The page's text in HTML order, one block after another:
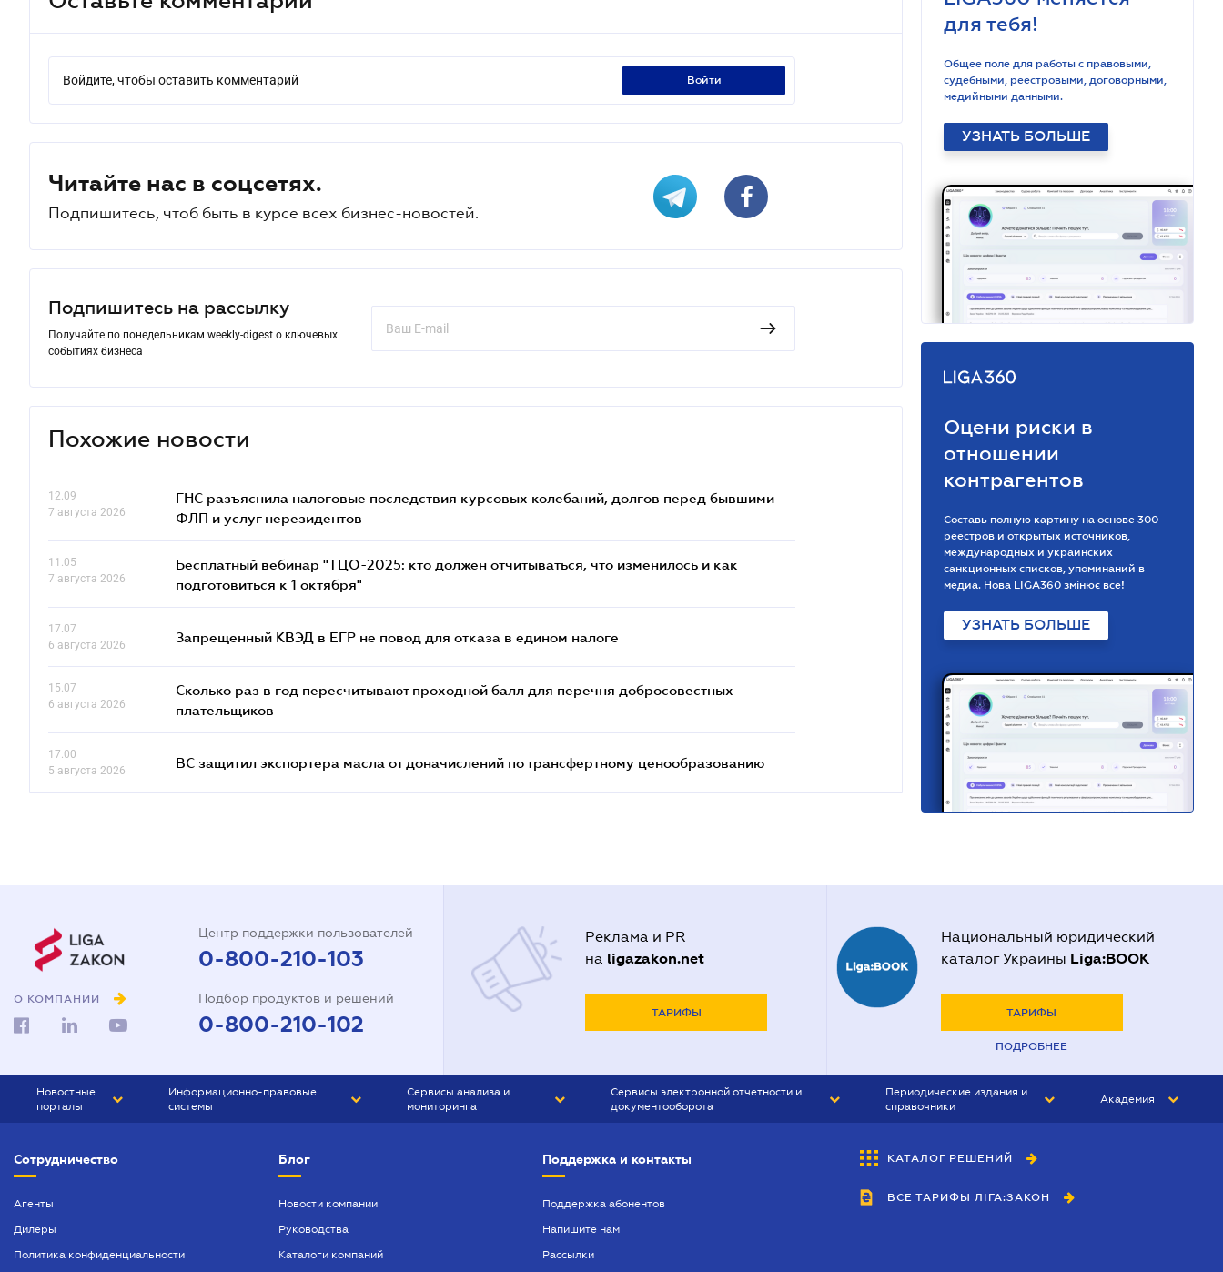
Войдите, чтобы оставить комментарий войти
Читайте нас в соцсетях.
Подпишитесь, чтоб быть в курсе всех бизнес-новостей.
Подпишитесь на рассылку
Получайте по понедельникам weekly-digest о ключевых
событиях бизнеса
Похожие новости
12.09
7 августа 2026
ГНС разъяснила налоговые последствия курсовых колебаний, долгов перед бывшими
ФЛП и услуг нерезидентов
11.05
7 августа 2026
Бесплатный вебинар "ТЦО-2025: кто должен отчитываться, что изменилось и как
подготовиться к 1 октября"
17.07
6 августа 2026
Запрещенный КВЭД в ЕГР не повод для отказа в едином налоге
15.07
6 августа 2026
Сколько раз в год пересчитывают проходной балл для перечня добросовестных
плательщиков
17.00
5 августа 2026
ВС защитил экспортера масла от доначислений по трансфертному ценообразованию
для тебя!
Общее поле для работы с правовыми,
судебными, реестровыми, договорными,
медийными данными.
УЗНАТЬ БОЛЬШЕ
Оцени риски в
отношении
контрагентов
Составь полную картину на основе 300
реестров и открытых источников,
международных и украинских
санкционных списков, упоминаний в
медиа. Нова LIGA360 змінює все!
УЗНАТЬ БОЛЬШЕ
О КОМПАНИИ
Центр поддержки пользователей
0-800-210-103
Подбор продуктов и решений
0-800-210-102
Реклама и PR
на ligazakon.net
ТАРИФЫ
Национальный юридический
каталог Украины Liga:BOOK
ТАРИФЫ
ПОДРОБНЕЕ
Новостные
порталы
БИЗНЕС
Информационно-правовые
системы
БУХГАЛТЕР ПРОФ
ЮРИСТ ПРОФ
Сервисы анализа и
мониторинга
Сервисы электронной отчетности и
документооборота
Периодические издания и
справочники
БУХГАЛТЕР&ЗАКОН
ВЕСТНИК МСФО
Академия
Сотрудничество
Агенты
Дилеры
Политика конфиденциальности
Блог
Новости компании
Руководства
Каталоги компаний
Поддержка и контакты
Поддержка абонентов
Напишите нам
Рассылки
КАТАЛОГ РЕШЕНИЙ
ВСЕ ТАРИФЫ ЛІГА:ЗАКОН